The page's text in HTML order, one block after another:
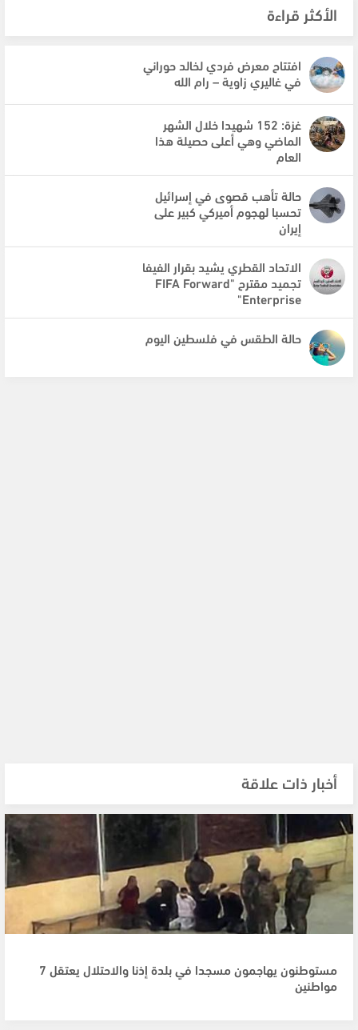
الأكثر قراءة
افتتاح معرض فردي لخالد حوراني
في غاليري زاوية – رام الله
غزة: 152 شهيدا خلال الشهر
الماضي وهي أعلى حصيلة هذا
العام
حالة تأهب قصوى في إسرائيل
تحسبا لهجوم أميركي كبير على
إيران
الاتحاد القطري يشيد بقرار الفيفا
تجميد مقترح "FIFA Forward
Enterprise"
حالة الطقس في فلسطين اليوم
أخبار ذات علاقة
مستوطنون يهاجمون مسجدا في بلدة إذنا والاحتلال يعتقل 7
مواطنين